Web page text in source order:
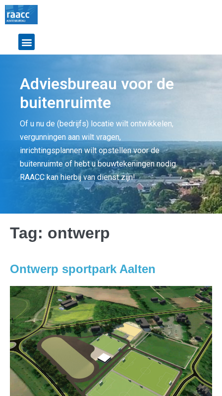
Adviesbureau voor de
buitenruimte
Of u nu de (bedrijfs) locatie wilt ontwikkelen,
vergunningen aan wilt vragen,
inrichtingsplannen wilt opstellen voor de
buitenruimte of hebt u bouwtekeningen nodig.
RAACC kan hierbij van dienst zijn!
Tag: ontwerp
Ontwerp sportpark Aalten